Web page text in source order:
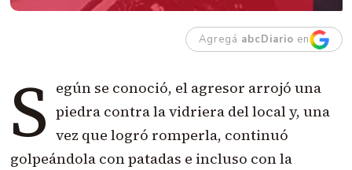
Agregá abcDiario en
S egún se conoció, el agresor arrojó una
piedra contra la vidriera del local y, una
vez que logró romperla, continuó
golpeándola con patadas e incluso con la